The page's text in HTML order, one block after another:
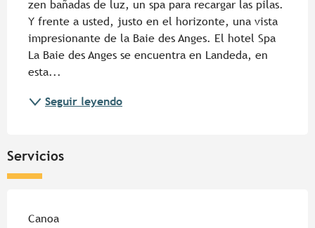
zen bañadas de luz, un spa para recargar las pilas.
Y frente a usted, justo en el horizonte, una vista
impresionante de la Baie des Anges. El hotel Spa
La Baie des Anges se encuentra en Landeda, en
esta...
Seguir leyendo
Servicios
Canoa